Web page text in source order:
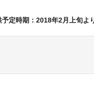
予定時期：2018年2月上旬よ